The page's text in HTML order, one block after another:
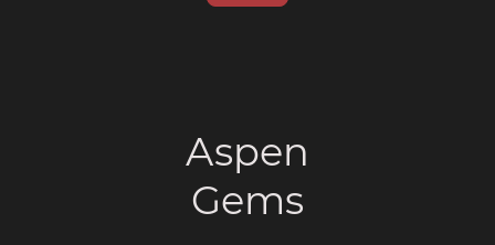
Aspen
Gems